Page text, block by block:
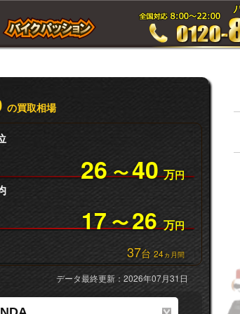
の買取相場
26 〜40 万円
17 〜26 万円
37台 24ヵ月間
データ最終更新：2026年07月31日